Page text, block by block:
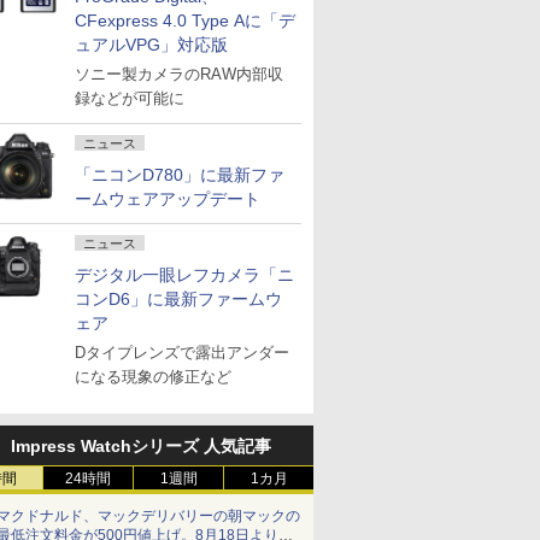
CFexpress 4.0 Type Aに「デ
ュアルVPG」対応版
ソニー製カメラのRAW内部収
録などが可能に
ニュース
「ニコンD780」に最新ファ
ームウェアアップデート
ニュース
デジタル一眼レフカメラ「ニ
コンD6」に最新ファームウ
ェア
Dタイプレンズで露出アンダー
になる現象の修正など
Impress Watchシリーズ 人気記事
24時間 1週間 1カ月
クドナルド、マックデリバリーの朝マックの
低注文料金が500円値上げ。8月18日より